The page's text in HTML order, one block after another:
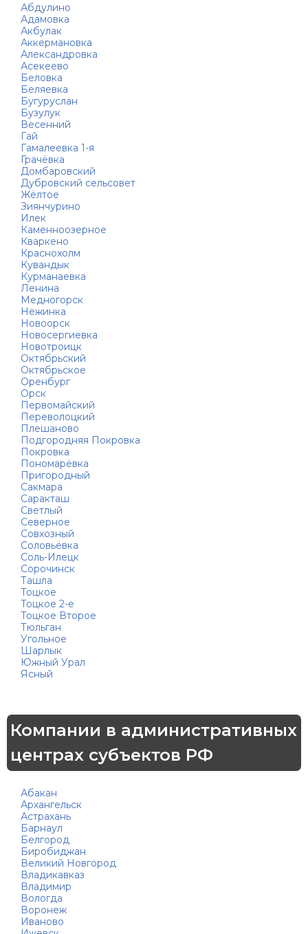
Абдулино
Адамовка
Акбулак
Аккермановка
Александровка
Асекеево
Беловка
Беляевка
Бугуруслан
Бузулук
Весенний
Гай
Гамалеевка 1-я
Грачёвка
Домбаровский
Дубровский сельсовет
Жёлтое
Зиянчурино
Илек
Каменноозерное
Кваркено
Краснохолм
Кувандык
Курманаевка
Ленина
Медногорск
Нежинка
Новоорск
Новосергиевка
Новотроицк
Октябрьский
Октябрьское
Оренбург
Орск
Первомайский
Переволоцкий
Плешаново
Подгородняя Покровка
Покровка
Пономарёвка
Пригородный
Сакмара
Саракташ
Светлый
Северное
Совхозный
Соловьёвка
Соль-Илецк
Сорочинск
Ташла
Тоцкое
Тоцкое 2-е
Тоцкое Второе
Тюльган
Угольное
Шарлык
Южный Урал
Ясный
Компании в административных
центрах субъектов РФ
Абакан
Архангельск
Астрахань
Барнаул
Белгород
Биробиджан
Великий Новгород
Владикавказ
Владимир
Вологда
Воронеж
Иваново